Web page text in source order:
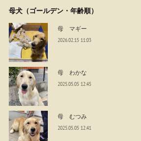
母犬（ゴールデン・年齢順）
母 マギー
2026.02.15 11:03
母 わかな
2025.05.05 12:45
母 むつみ
2025.05.05 12:41